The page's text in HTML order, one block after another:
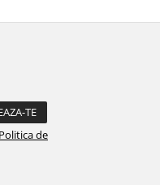
Politica de